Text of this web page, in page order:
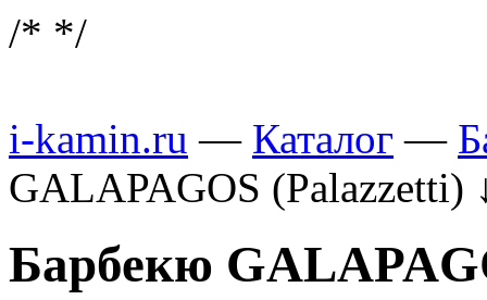
/* */
i-kamin.ru — Каталог —
GALAPAGOS (Palazzetti)
Барбекю